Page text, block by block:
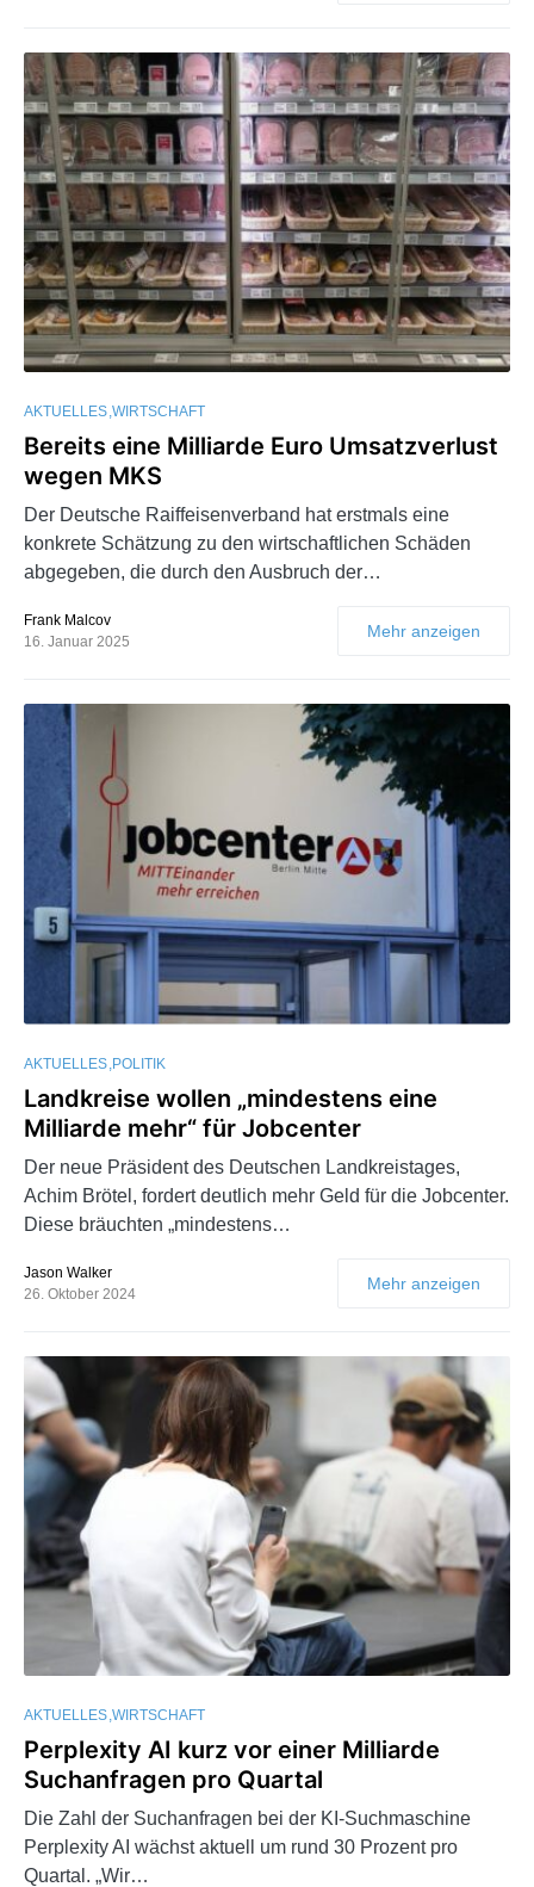
AKTUELLES WIRTSCHAFT
Bereits eine Milliarde Euro Umsatzverlust
wegen MKS
Der Deutsche Raiffeisenverband hat erstmals eine
konkrete Schätzung zu den wirtschaftlichen Schäden
abgegeben, die durch den Ausbruch der…
Frank Malcov
16. Januar 2025
Mehr anzeigen
AKTUELLES POLITIK
Landkreise wollen „mindestens eine
Milliarde mehr“ für Jobcenter
Der neue Präsident des Deutschen Landkreistages,
Achim Brötel, fordert deutlich mehr Geld für die Jobcenter.
Diese bräuchten „mindestens…
Jason Walker
26. Oktober 2024
Mehr anzeigen
AKTUELLES WIRTSCHAFT
Perplexity AI kurz vor einer Milliarde
Suchanfragen pro Quartal
Die Zahl der Suchanfragen bei der KI-Suchmaschine
Perplexity AI wächst aktuell um rund 30 Prozent pro
Quartal. „Wir…